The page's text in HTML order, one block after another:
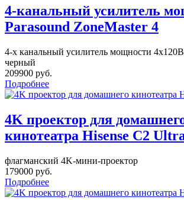
4-канальный усилитель
Parasound ZoneMaster 4
4-х канальный усилитель мощности
черный
209900 руб.
Подробнее
4K проектор для
кинотеатра Hisense C2
флагманский 4K-мини-проектор
179000 руб.
Подробнее